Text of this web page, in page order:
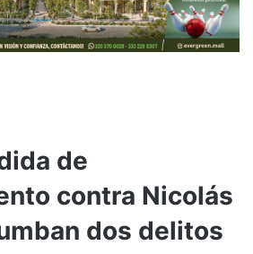
de
contra Nicolás
dos delitos